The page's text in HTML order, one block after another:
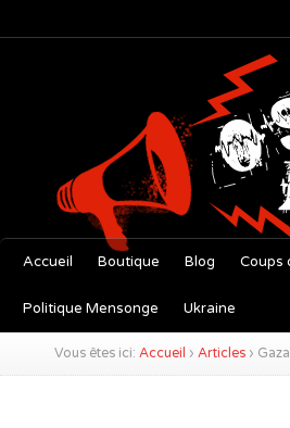
Accueil Boutique Blog Coups
Politique Mensonge Ukraine
Vous êtes ici: Accueil › Articles ›